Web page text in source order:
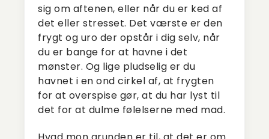
sig om aftenen, eller når du er ked af
det eller stresset. Det værste er den
frygt og uro der opstår i dig selv, når
du er bange for at havne i det
mønster. Og lige pludselig er du
havnet i en ond cirkel af, at frygten
for at overspise gør, at du har lyst til
det for at dulme følelserne med mad.